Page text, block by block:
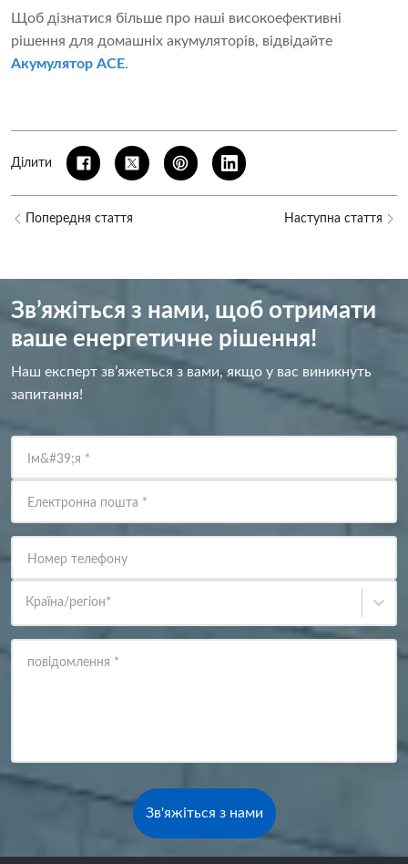
Щоб дізнатися більше про наші високоефективні
рішення для домашніх акумуляторів, відвідайте
Акумулятор ACE.
Ділити
Попередня стаття Наступна стаття
Зв’яжіться з нами, щоб отримати
ваше енергетичне рішення!
Наш експерт зв’яжеться з вами, якщо у вас виникнуть
запитання!
Ім&#39;я *
Електронна пошта *
Номер телефону
Країна/регіон*
повідомлення *
Зв'яжіться з нами